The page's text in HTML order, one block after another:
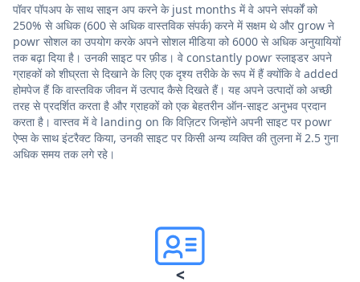
पॉवर पॉपअप के साथ साइन अप करने के just months में वे अपने संपर्कों को
250% से अधिक (600 से अधिक वास्तविक संपर्क) करने में सक्षम थे और grow ने
powr सोशल का उपयोग करके अपने सोशल मीडिया को 6000 से अधिक अनुयायियों
तक बढ़ा दिया है। उनकी साइट पर फ़ीड। वे constantly powr स्लाइडर अपने
ग्राहकों को शीघ्रता से दिखाने के लिए एक दृश्य तरीके के रूप में हैं क्योंकि वे added
होमपेज हैं कि वास्तविक जीवन में उत्पाद कैसे दिखते हैं। यह अपने उत्पादों को अच्छी
तरह से प्रदर्शित करता है और ग्राहकों को एक बेहतरीन ऑन-साइट अनुभव प्रदान
करता है। वास्तव में वे landing on कि विज़िटर जिन्होंने अपनी साइट पर powr
ऐप्स के साथ इंटरैक्ट किया, उनकी साइट पर किसी अन्य व्यक्ति की तुलना में 2.5 गुना
अधिक समय तक लगे रहे।
<